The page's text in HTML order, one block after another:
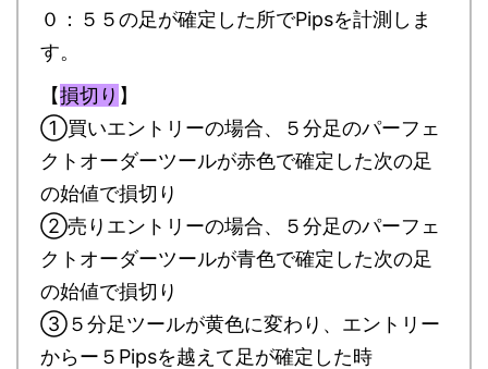
０：５５の足が確定した所でPipsを計測しま
す。
【損切り 】
①買いエントリーの場合、５分足のパーフェ
クトオーダーツールが赤色で確定した次の足
の始値で損切り
②売りエントリーの場合、５分足のパーフェ
クトオーダーツールが青色で確定した次の足
の始値で損切り
③５分足ツールが黄色に変わり、エントリー
からー５Pipsを越えて足が確定した時